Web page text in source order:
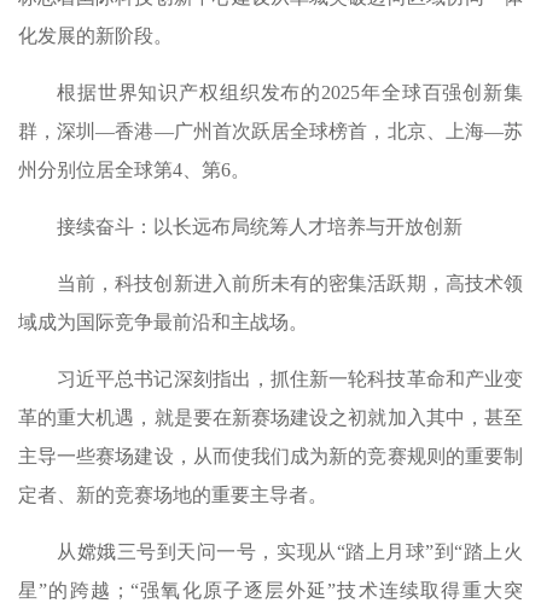
化发展的新阶段。
根据世界知识产权组织发布的2025年全球百强创新集
群，深圳—香港—广州首次跃居全球榜首，北京、上海—苏
州分别位居全球第4、第6。
接续奋斗：以长远布局统筹人才培养与开放创新
当前，科技创新进入前所未有的密集活跃期，高技术领
域成为国际竞争最前沿和主战场。
习近平总书记深刻指出，抓住新一轮科技革命和产业变
革的重大机遇，就是要在新赛场建设之初就加入其中，甚至
主导一些赛场建设，从而使我们成为新的竞赛规则的重要制
定者、新的竞赛场地的重要主导者。
从嫦娥三号到天问一号，实现从“踏上月球”到“踏上火
星”的跨越；“强氧化原子逐层外延”技术连续取得重大突